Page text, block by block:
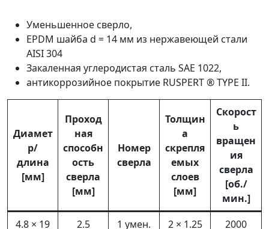
Уменьшенное сверло,
EPDM шайба d = 14 мм из нержавеющей стали
AISI 304
Закаленная углеродистая сталь SAE 1022,
антикоррозийное покрытие RUSPERT ® TYPE II.
Диамет
р/
длина
[мм]
Проход
ная
способн
ость
сверла
[мм]
Номер
сверла
Толщин
а
скрепля
емых
слоев
[мм]
Скорост
ь
вращен
ия
сверла
[об./
мин.]
4.8 × 19
2.5 1 умен. 2 × 1.25 2000